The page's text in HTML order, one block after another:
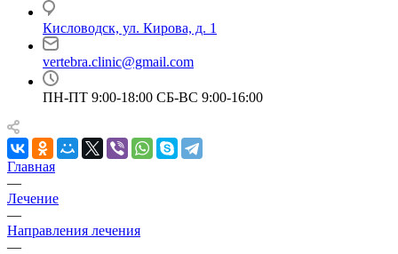
Кисловодск, ул. Кирова, д. 1
vertebra.clinic@gmail.com
ПН-ПТ 9:00-18:00 СБ-ВС 9:00-16:00
Главная
—
Лечение
—
Направления лечения
—